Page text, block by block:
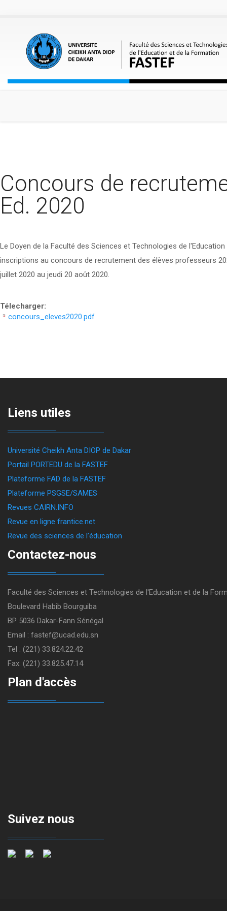
Concours de
Ed. 2020
Le Doyen de la Faculté des Sciences et Technologies de
inscriptions au concours de recrutement des élèves professeurs
juillet 2020 au jeudi 20 août 2020.
Télecharger:
concours_eleves2020.pdf
Liens utiles
Université Cheikh Anta DIOP de Dakar
Portail PORTEDU de la FASTEF
Plateforme FAD de la FASTEF
Plateforme PSGSE/SAMES
Revues CAIRN.INFO
Revue en ligne frantice.net
Revue des sciences de l’éducation
Contactez-nous
Faculté des Sciences et Technologies de l'Education et de la
Boulevard Habib Bourguiba
BP 5036 Dakar-Fann Sénégal
Email : fastef@ucad.edu.sn
Tel : (221) 33.824.22.42
Fax: (221) 33.825.47.14
Plan d'accès
Suivez nous